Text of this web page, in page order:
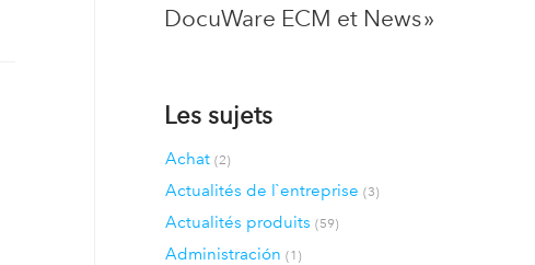
DocuWare ECM et News »
Les sujets
Achat(2)
Actualités de l`entreprise(3)
Actualités produits(59)
Administración(1)